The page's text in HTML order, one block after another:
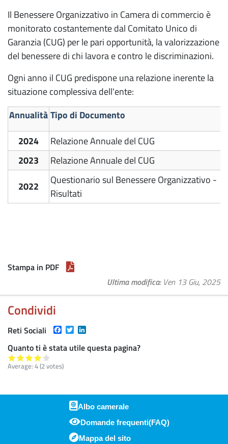
Il Benessere Organizzativo in Camera di commercio è
monitorato costantemente dal Comitato Unico di
Garanzia (CUG) per le pari opportunità, la valorizzazione
del benessere di chi lavora e contro le discriminazioni.
Ogni anno il CUG predispone una relazione inerente la
situazione complessiva dell'ente:
AnnualitàTipo di Documento
2024
Relazione Annuale del CUG
2023
Relazione Annuale del CUG
2022
Questionario sul Benessere Organizzativo -
Risultati
Stampa in PDF
Ultima modifica Ven 13 Giu, 2025
Condividi
Reti Sociali Facebook
Twitter
Quanto ti è stata utile questa pagina?
Average: 4(2votes)
Piè di pagina
Albo camerale
Domande frequenti(FAQ)
Mappa del sito